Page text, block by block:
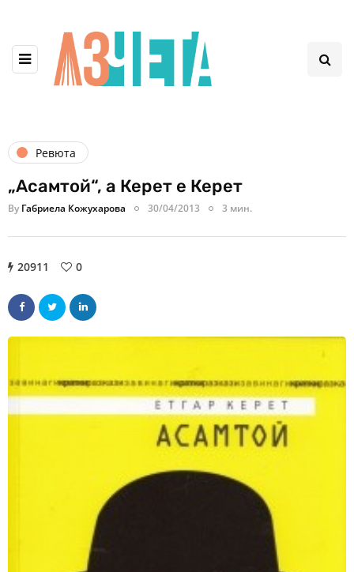
Ревюта
„Асамтой“, а Керет е Керет
By Габриела Кожухарова 30/04/2013 3 мин.
20911 0